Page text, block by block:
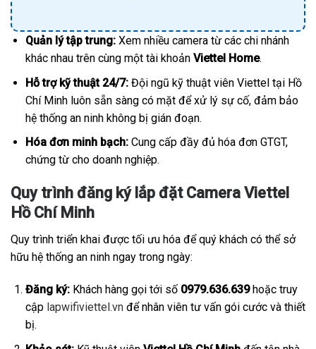
Quản lý tập trung:Xem nhiều camera từ các chi nhánh
khác nhau trên cùng một tài khoản Viettel Home.
Hỗ trợ kỹ thuật 24/7:Đội ngũ kỹ thuật viên Viettel tại Hồ
Chí Minh luôn sẵn sàng có mặt để xử lý sự cố, đảm bảo
hệ thống an ninh không bị gián đoạn.
Hóa đơn minh bạch:Cung cấp đầy đủ hóa đơn GTGT,
chứng từ cho doanh nghiệp.
Quy trình đăng ký lắp đặt Camera Viettel
Hồ Chí Minh
Quy trình triển khai được tối ưu hóa để quý khách có thể sở
hữu hệ thống an ninh ngay trong ngày:
Đăng ký:Khách hàng gọi tới số 0979.636.639hoặc truy
cập lapwifiviettel.vnđể nhân viên tư vấn gói cước và thiết
bị.